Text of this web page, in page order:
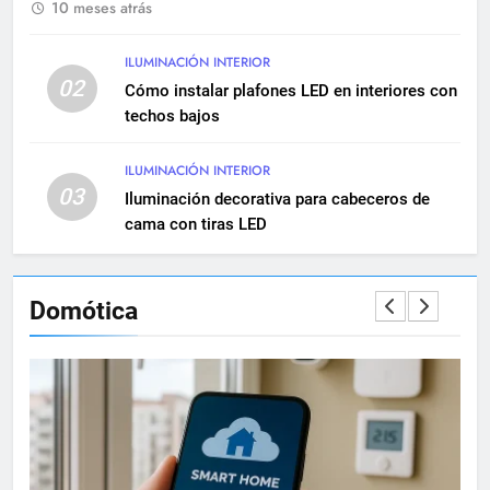
10
eléctrica empotrada en
viviendas
INSTALACIONES ELÉCTRICAS
Qué hacer si una instalación
eléctrica tiene baja potencia
Diferencias entre circuitos de
INSTALACIONES ELÉCTRICAS
Instalaciones eléctricas en
10 meses atrás
02
ILUMINACIÓN INTERIOR
Cómo instalar plafones LED en interiores con
techos bajos
03
ILUMINACIÓN INTERIOR
Iluminación decorativa para cabeceros de
cama con tiras LED
Domótica